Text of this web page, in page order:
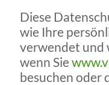
Diese
wie Ihre
verwendet und
wenn Sie
besuchen oder